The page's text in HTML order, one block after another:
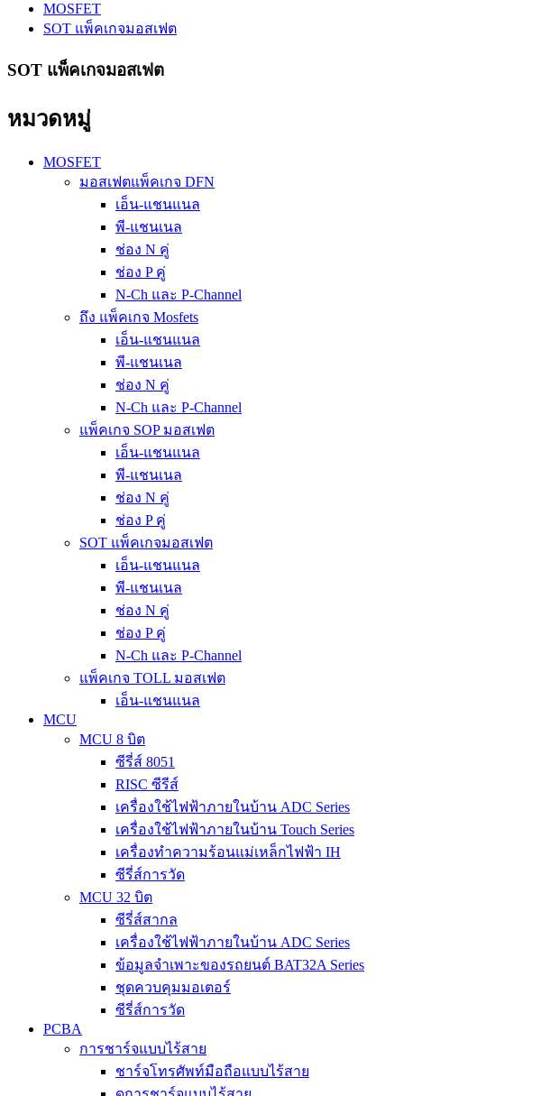
MOSFET
SOT แพ็คเกจมอสเฟต
SOT แพ็คเกจมอสเฟต
หมวดหมู่
MOSFET
มอสเฟตแพ็คเกจ DFN
เอ็น-แชนแนล
พี-แชนเนล
ช่อง N คู่
ช่อง P คู่
N-Ch และ P-Channel
ถึง แพ็คเกจ Mosfets
เอ็น-แชนแนล
พี-แชนเนล
ช่อง N คู่
N-Ch และ P-Channel
แพ็คเกจ SOP มอสเฟต
เอ็น-แชนแนล
พี-แชนเนล
ช่อง N คู่
ช่อง P คู่
SOT แพ็คเกจมอสเฟต
เอ็น-แชนแนล
พี-แชนเนล
ช่อง N คู่
ช่อง P คู่
N-Ch และ P-Channel
แพ็คเกจ TOLL มอสเฟต
เอ็น-แชนแนล
MCU
MCU 8 บิต
ซีรี่ส์ 8051
RISC ซีรีส์
เครื่องใช้ไฟฟ้าภายในบ้าน ADC Series
เครื่องใช้ไฟฟ้าภายในบ้าน Touch Series
เครื่องทำความร้อนแม่เหล็กไฟฟ้า IH
ซีรี่ส์การวัด
MCU 32 บิต
ซีรี่ส์สากล
เครื่องใช้ไฟฟ้าภายในบ้าน ADC Series
ข้อมูลจำเพาะของรถยนต์ BAT32A Series
ชุดควบคุมมอเตอร์
ซีรี่ส์การวัด
PCBA
การชาร์จแบบไร้สาย
ชาร์จโทรศัพท์มือถือแบบไร้สาย